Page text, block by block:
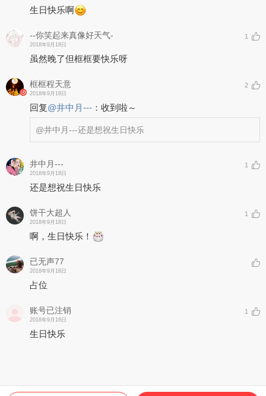
生日快乐啊
--你笑起来真像好天气-
2018年9月18日
1
虽然晚了但框框要快乐呀
框框程天意
2018年9月18日
2
回复@井中月--- ： 收到啦～
@井中月---还是想祝生日快乐
井中月---
2018年9月18日
1
还是想祝生日快乐
饼干大超人
2018年9月18日
1
啊，生日快乐！
已无声77
2018年9月18日
占位
账号已注销
2018年9月18日
1
生日快乐